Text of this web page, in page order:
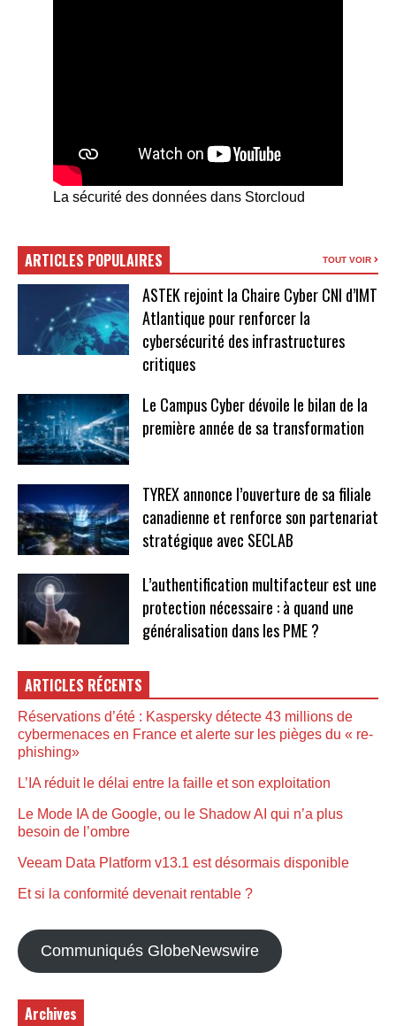
La sécurité des données dans Storcloud
ARTICLES POPULAIRES TOUT VOIR
ASTEK rejoint la Chaire Cyber CNI d’IMT
Atlantique pour renforcer la
cybersécurité des infrastructures
critiques
Le Campus Cyber dévoile le bilan de la
première année de sa transformation
TYREX annonce l’ouverture de sa filiale
canadienne et renforce son partenariat
stratégique avec SECLAB
L’authentification multifacteur est une
protection nécessaire : à quand une
généralisation dans les PME ?
ARTICLES RÉCENTS
Réservations d’été : Kaspersky détecte 43 millions de
cybermenaces en France et alerte sur les pièges du « re-
phishing»
L’IA réduit le délai entre la faille et son exploitation
Le Mode IA de Google, ou le Shadow AI qui n’a plus
besoin de l’ombre
Veeam Data Platform v13.1 est désormais disponible
Et si la conformité devenait rentable ?
Communiqués GlobeNewswire
Archives